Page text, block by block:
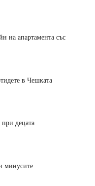
на апартамента със
в Чешката
децата
минусите